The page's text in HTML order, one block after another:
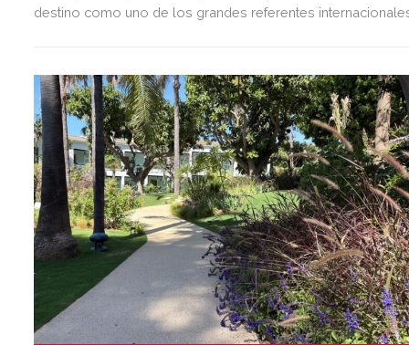
destino como uno de los grandes referentes
exclusiva agenda social.